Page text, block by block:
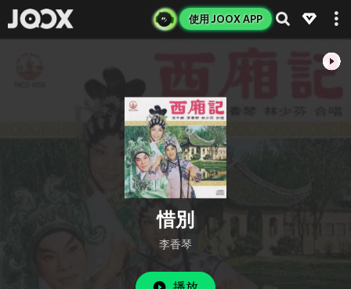
使用 JOOX APP
惜別
李香琴